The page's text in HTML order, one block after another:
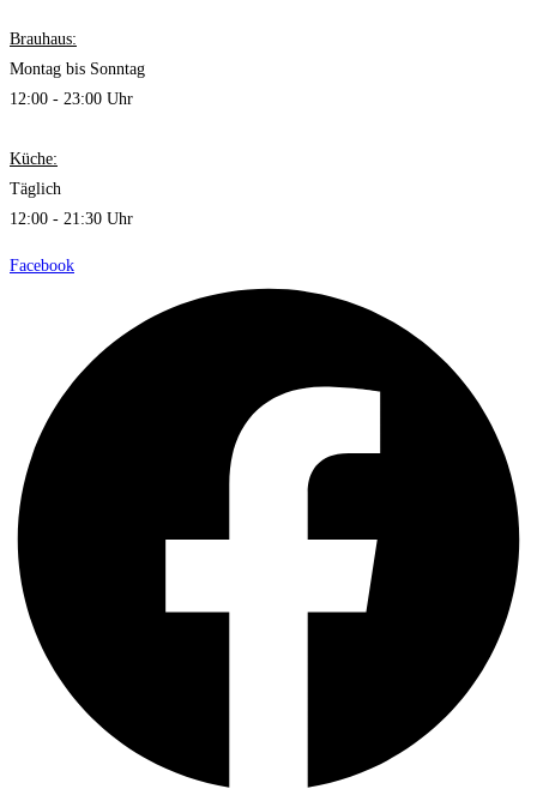
Brauhaus:
Montag bis Sonntag
12:00 - 23:00 Uhr
Küche:
Täglich
12:00 - 21:30 Uhr
Facebook